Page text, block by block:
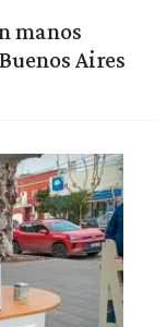
manos
Aires